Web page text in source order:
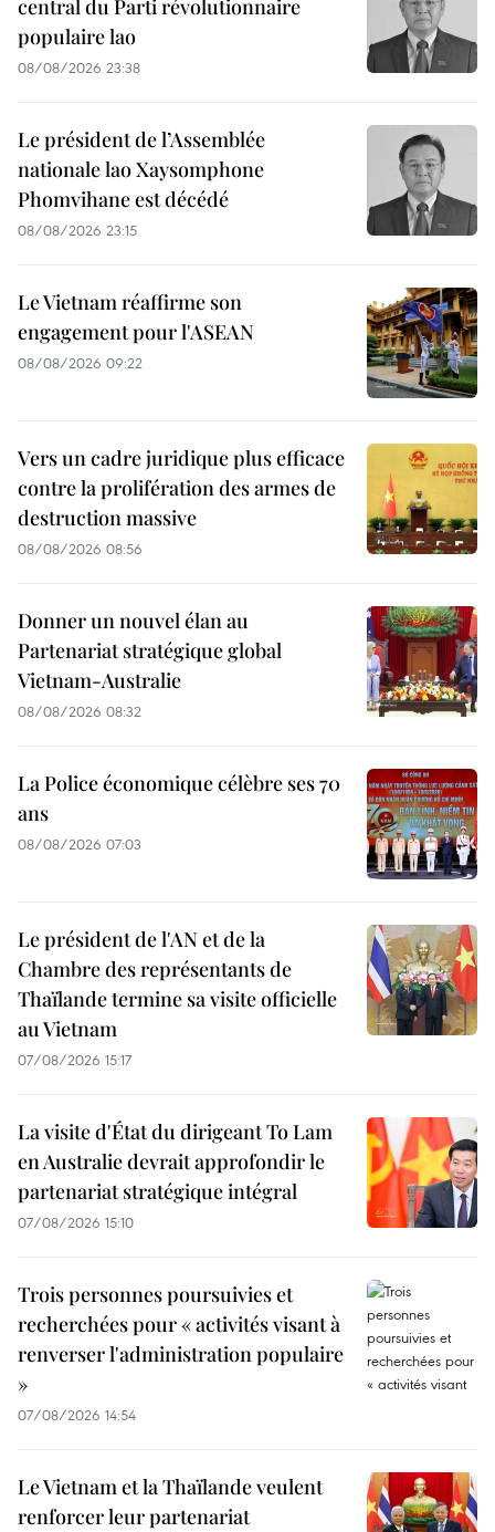
central du Parti révolutionnaire
populaire lao
08/08/2026 23:38
Le président de l’Assemblée
nationale lao Xaysomphone
Phomvihane est décédé
08/08/2026 23:15
Le Vietnam réaffirme son
engagement pour l'ASEAN
08/08/2026 09:22
Vers un cadre juridique plus efficace
contre la prolifération des armes de
destruction massive
08/08/2026 08:56
Donner un nouvel élan au
Partenariat stratégique global
Vietnam-Australie
08/08/2026 08:32
La Police économique célèbre ses 70
ans
08/08/2026 07:03
Le président de l'AN et de la
Chambre des représentants de
Thaïlande termine sa visite officielle
au Vietnam
07/08/2026 15:17
La visite d'État du dirigeant To Lam
en Australie devrait approfondir le
partenariat stratégique intégral
07/08/2026 15:10
Trois personnes poursuivies et
recherchées pour « activités visant à
renverser l'administration populaire
»
07/08/2026 14:54
Le Vietnam et la Thaïlande veulent
renforcer leur partenariat